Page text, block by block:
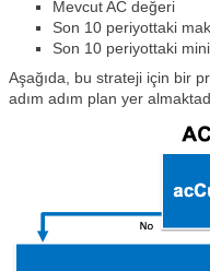
Mevcut AC değeri
Son 10 periyottaki
Son 10 periyottaki
Aşağıda, bu strateji için bir
adım adım plan yer